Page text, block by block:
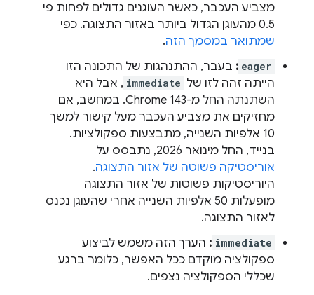
מצביע העכבר, כאשר העוגנים גדולים לפחות פי
0.5 מהעוגן הגדול ביותר באזור התצוגה. כפי
שמתואר במסמך הזה.
eager
: בעבר, ההתנהגות של התכונה הזו
הייתה זהה לזו של immediate , אבל היא
השתנתה החל מ-Chrome 143. במחשב, אם
מחזיקים את מצביע העכבר מעל קישור למשך
10 אלפיות השנייה, מתבצעות ספקולציות.
בנייד, החל מינואר 2026, נתבסס על
אוריסטיקה פשוטה של אזור התצוגה.
היוריסטיקות פשוטות של אזור התצוגה
מופעלות 50 אלפיות השנייה אחרי שהעוגן נכנס
לאזור התצוגה.
immediate
: הערך הזה משמש לביצוע
ספקולציה מוקדם ככל האפשר, כלומר ברגע
שכללי הספקולציה נצפים.